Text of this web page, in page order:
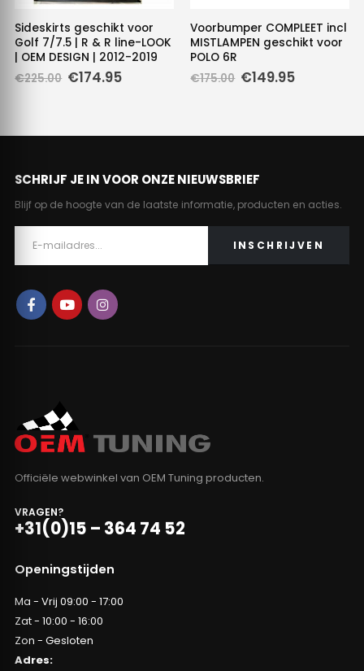
Sideskirts geschikt voor
Golf 7/7.5 | R & R line-LOOK
| OEM DESIGN | 2012-2019
€225.00 Oorspronkelijke
€174.95Huidige
Voorbumper COMPLEET incl
MISTLAMPEN geschikt voor
POLO 6R
€175.00 Oorspronkelijke
€149.95Huidige
SCHRIJF JE IN VOOR ONZE NIEUWSBRIEF
Blijf op de hoogte van de laatste informatie, producten en acties.
Officiële webwinkel van OEM Tuning producten.
VRAGEN?
+31(0)15 – 364 74 52
Openingstijden
Ma - Vrij 09:00 - 17:00
Zat - 10:00 - 16:00
Zon - Gesloten
Adres: